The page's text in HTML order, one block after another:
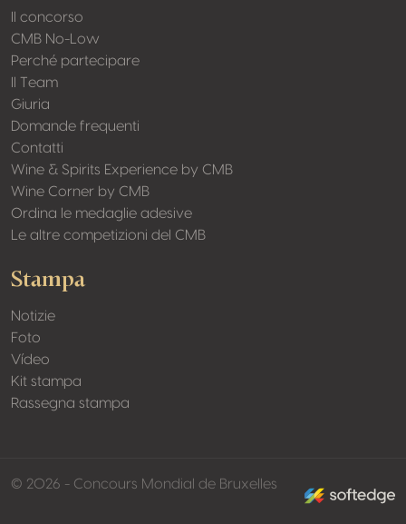
Il concorso
CMB No-Low
Perché partecipare
Il Team
Giuria
Domande frequenti
Contatti
Wine & Spirits Experience by CMB
Wine Corner by CMB
Ordina le medaglie adesive
Le altre competizioni del CMB
Stampa
Notizie
Foto
Vídeo
Kit stampa
Rassegna stampa
© 2026 - Concours Mondial de Bruxelles